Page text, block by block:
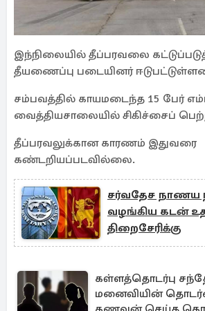
இந்நிலையில் தீப்பரவலை
தீயணைப்பு படையினர்
சம்பவத்தில் காயமடைந்த 15 பேர்
வைத்தியசாலையில் சிகிச்சைப்
தீப்பரவலுக்கான காரணம் இதுவரை
கண்டறியப்படவில்லை.
சர்வதேச நாணய
வழங்கிய கடன்
திறைசேரிக்கு
கள்ளத்தொடர்பு
மனைவியின்